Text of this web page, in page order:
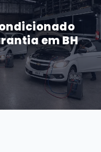
em BH